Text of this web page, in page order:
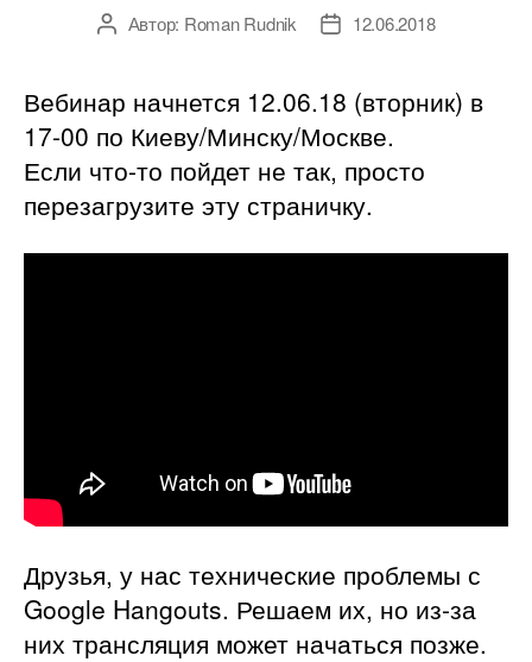
АвторАвтор: Roman Rudnik
Дата12.06.2018
Вебинар начнется 12.06.18 (вторник) в
17-00 по Киеву/Минску/Москве.
Если что-то пойдет не так, просто
перезагрузите эту страничку.
Друзья, у нас технические проблемы с
Google Hangouts. Решаем их, но из-за
них трансляция может начаться позже.